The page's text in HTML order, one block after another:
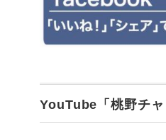
YouTube「桃野チャ